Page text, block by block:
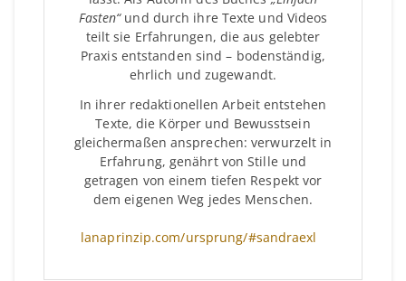
Fasten“und durch ihre Texte und Videos
teilt sie Erfahrungen, die aus gelebter
Praxis entstanden sind – bodenständig,
ehrlich und zugewandt.
In ihrer redaktionellen Arbeit entstehen
Texte, die Körper und Bewusstsein
gleichermaßen ansprechen: verwurzelt in
Erfahrung, genährt von Stille und
getragen von einem tiefen Respekt vor
dem eigenen Weg jedes Menschen.
lanaprinzip.com/ursprung/#sandraexl